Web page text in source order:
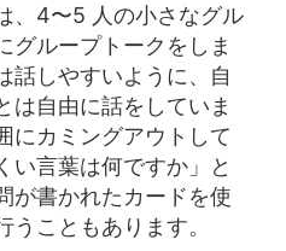
、4〜5 人の小さなグル
グループトークをしま
話しやすいように、自
は自由に話をしていま
にカミングアウトして
い言葉は何ですか」と
が書かれたカードを使
こともあります。